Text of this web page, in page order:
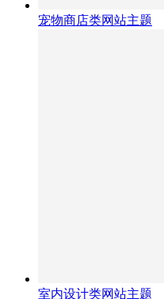
宠物商店类网站主题
室内设计类网站主题